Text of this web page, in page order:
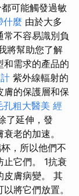
可能觸發過敏
什麼 由於大多
不容易識別負
將幫助您了解
和需求的產品的
紫外線輻射的
膚的保護層和保
孔粗大醫美 經
了延伸，發
老的加速。
，所以他們不
它們。 1抗衰
皮膚病變。 其
將它們放置。